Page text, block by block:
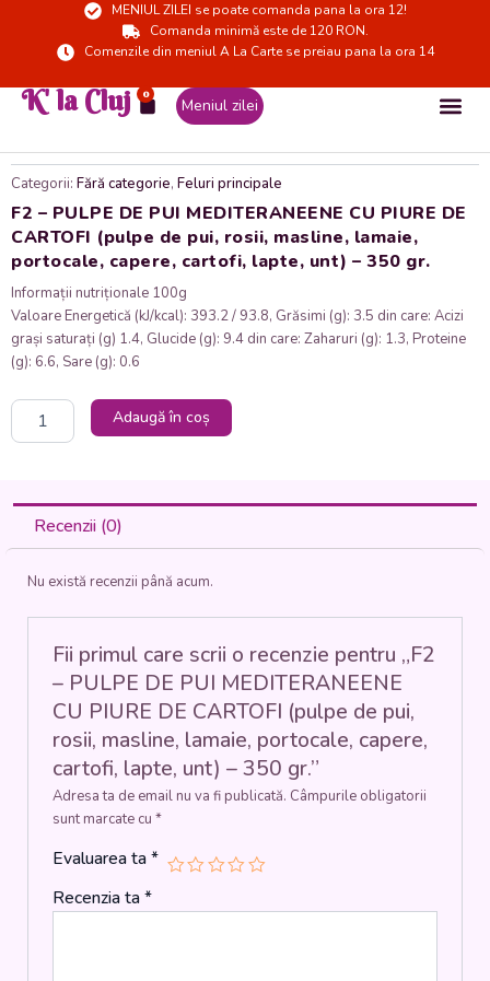
MENIUL ZILEI se poate comanda pana la ora 12!
Comanda minimă este de 120 RON.
Comenzile din meniul A La Carte se preiau pana la ora 14
K' la Cluj 0
Cart Meniul zilei
Categorii: Fără categorie, Feluri principale
F2 – PULPE DE PUI MEDITERANEENE CU PIURE DE
CARTOFI (pulpe de pui, rosii, masline, lamaie,
portocale, capere, cartofi, lapte, unt) – 350 gr.
Informații nutriționale 100g
Valoare Energetică (kJ/kcal): 393.2 / 93.8, Grăsimi (g): 3.5 din care: Acizi
grași saturați (g) 1.4, Glucide (g): 9.4 din care: Zaharuri (g): 1.3, Proteine
(g): 6.6, Sare (g): 0.6
Cantitate
MEDITERANEENE
PIURE
(pulpe
masline,
portocale,
capere,
cartofi,
Adaugă în coș
Recenzii (0)
Nu există recenzii până acum.
Fii primul care scrii o recenzie pentru „F2
– PULPE DE PUI MEDITERANEENE
CU PIURE DE CARTOFI (pulpe de pui,
rosii, masline, lamaie, portocale, capere,
cartofi, lapte, unt) – 350 gr.”
Adresa ta de email nu va fi publicată. Câmpurile obligatorii
sunt marcate cu *
Evaluarea ta*
Recenzia ta*